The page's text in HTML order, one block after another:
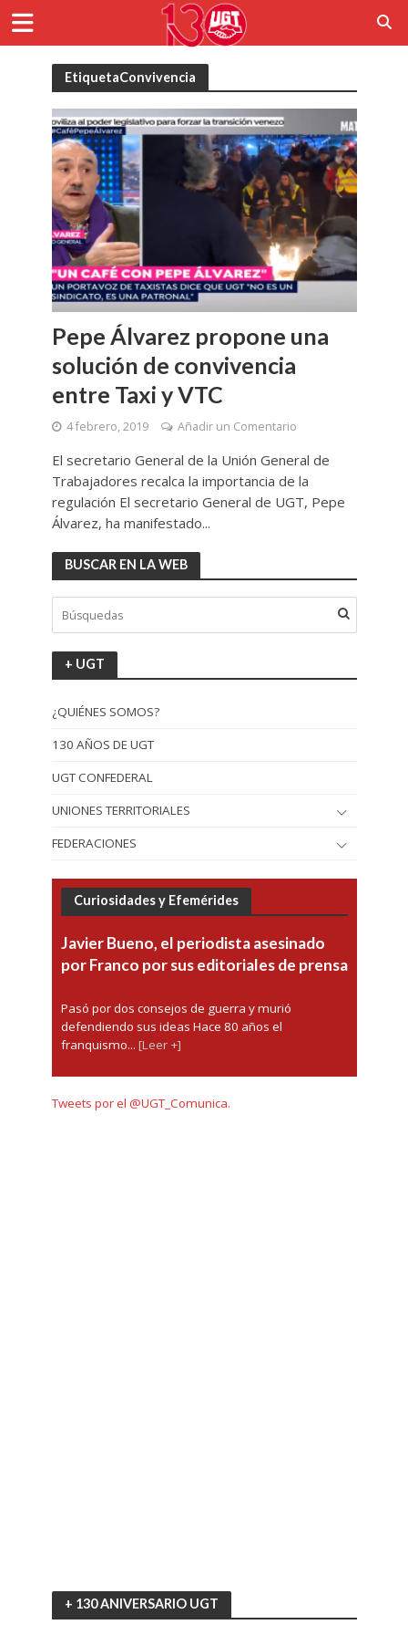
EtiquetaConvivencia
Pepe Álvarez propone una
solución de convivencia
entre Taxi y VTC
4 febrero, 2019 Añadir un Comentario
El secretario General de la Unión General de
Trabajadores recalca la importancia de la
regulación El secretario General de UGT, Pepe
Álvarez, ha manifestado...
BUSCAR EN LA WEB
+ UGT
¿QUIÉNES SOMOS?
130 AÑOS DE UGT
UGT CONFEDERAL
UNIONES TERRITORIALES
FEDERACIONES
Curiosidades y Efemérides
Javier Bueno, el periodista asesinado
por Franco por sus editoriales de prensa
Pasó por dos consejos de guerra y murió
defendiendo sus ideas Hace 80 años el
franquismo... [Leer +]
Tweets por el @UGT_Comunica.
+ 130 ANIVERSARIO UGT